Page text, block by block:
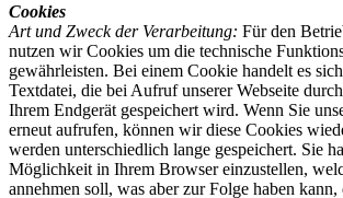
Cookies
Art und Zweck der Verarbeitung: Für den
nutzen wir Cookies um die technische
gewährleisten. Bei einem Cookie handelt es
Textdatei, die bei Aufruf unserer Webseite
Ihrem Endgerät gespeichert wird. Wenn Sie
erneut aufrufen, können wir diese Cookies
werden unterschiedlich lange gespeichert. Sie
Möglichkeit in Ihrem Browser einzustellen,
annehmen soll, was aber zur Folge haben kann,